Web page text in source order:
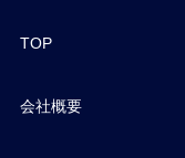
TOP
会社概要